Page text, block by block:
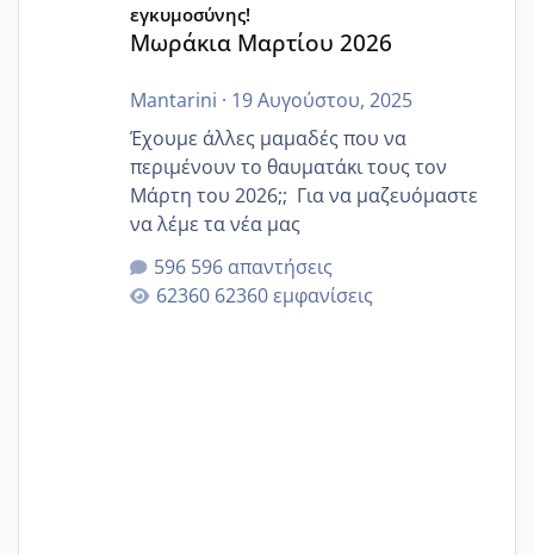
εγκυμοσύνης!
Μωράκια Μαρτίου 2026
Mantarini · 19 Αυγούστου, 2025
Έχουμε άλλες μαμαδές που να
περιμένουν το θαυματάκι τους τον
Μάρτη του 2026;; Για να μαζευόμαστε
να λέμε τα νέα μας
596 απαντήσεις
62360 εμφανίσεις